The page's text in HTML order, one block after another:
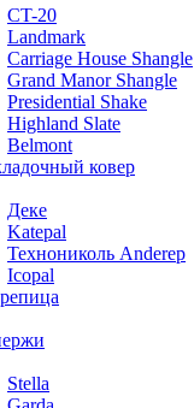
CT-20
Landmark
Carriage House Shangle
Grand Manor Shangle
Presidential Shake
Highland Slate
Belmont
ковер
Деке
Katepal
Технониколь Anderep
Icopal
Stella